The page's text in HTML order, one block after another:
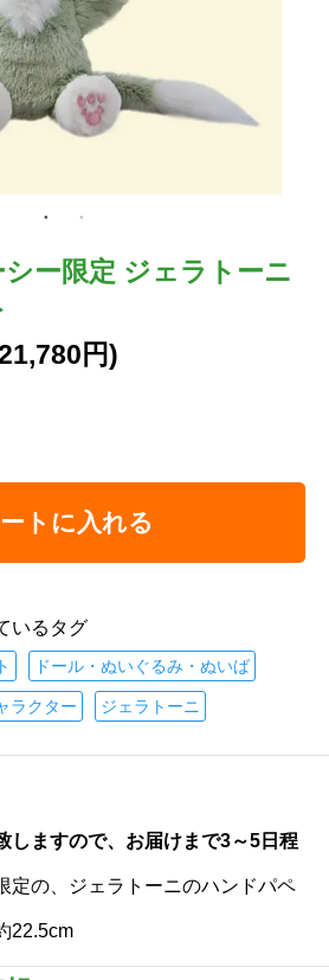
ー限定 ジェラトーニ
円)
トに入れる
いるタグ
ドール・ぬいぐるみ・ぬいば
ラクター ジェラトーニ
しますので、お届けまで3～5日程
定の、ジェラトーニのハンドパペ
22.5cm